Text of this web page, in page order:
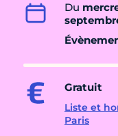
Du
Gratuit
Liste et
Paris